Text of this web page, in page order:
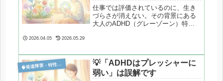
仕事では評価されているのに、生き
づらさが消えない。その背景にある
大人のADHD（グレーゾーン）特有
2026.04.05 2026.05.29

発達障害・特性分析
💡「ADHDはプレッシャーに
弱い」は誤解です